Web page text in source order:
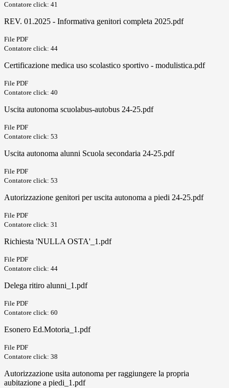
Contatore click: 41
REV. 01.2025 - Informativa genitori completa 2025.pdf
File PDF
Contatore click: 44
Certificazione medica uso scolastico sportivo - modulistica.pdf
File PDF
Contatore click: 40
Uscita autonoma scuolabus-autobus 24-25.pdf
File PDF
Contatore click: 53
Uscita autonoma alunni Scuola secondaria 24-25.pdf
File PDF
Contatore click: 53
Autorizzazione genitori per uscita autonoma a piedi 24-25.pdf
File PDF
Contatore click: 31
Richiesta 'NULLA OSTA'_1.pdf
File PDF
Contatore click: 44
Delega ritiro alunni_1.pdf
File PDF
Contatore click: 60
Esonero Ed.Motoria_1.pdf
File PDF
Contatore click: 38
Autorizzazione usita autonoma per raggiungere la propria
aubitazione a piedi_1.pdf